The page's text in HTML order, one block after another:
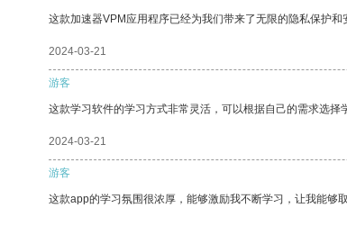
这款加速器VPM应用程序已经为我们带来了无限的隐私保护和
2024-03-21
游客
这款学习软件的学习方式非常灵活，可以根据自己的需求选择
2024-03-21
游客
这款app的学习氛围很浓厚，能够激励我不断学习，让我能够